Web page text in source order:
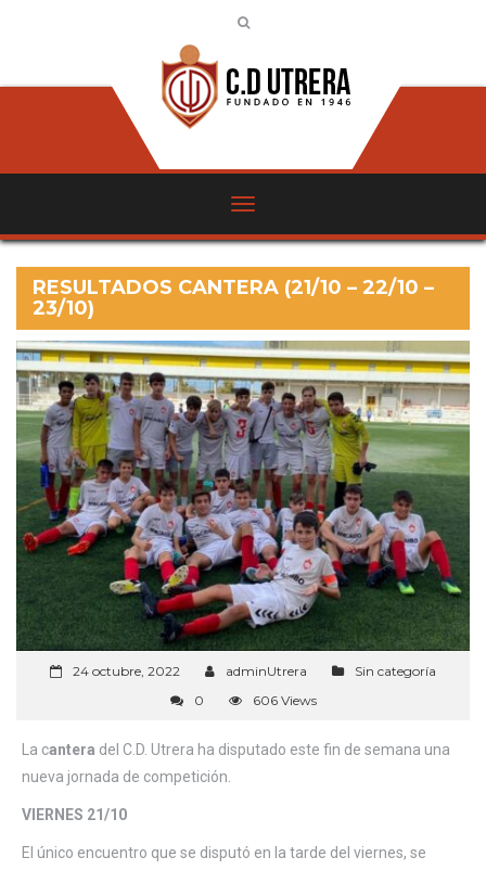
RESULTADOS CANTERA (21/10 – 22/10 –
23/10)
24 octubre, 2022 adminUtrera
Sin categoría
0
606 Views
La cantera del C.D. Utrera ha disputado este fin de semana una
nueva jornada de competición.
VIERNES 21/10
El único encuentro que se disputó en la tarde del viernes, se